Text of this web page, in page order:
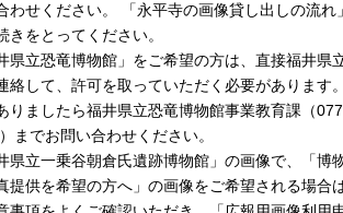
わせください。 「永平寺の画像貸し出しの流れ
きをとってください。
県立恐竜博物館」をご希望の方は、直接福井県
絡して、許可を取っていただく必要があります
りましたら福井県立恐竜博物館事業教育課（
までお問い合わせください。
県立一乗谷朝倉氏遺跡博物館」の画像で、「博
提供を希望の方へ」の画像をご希望される場合